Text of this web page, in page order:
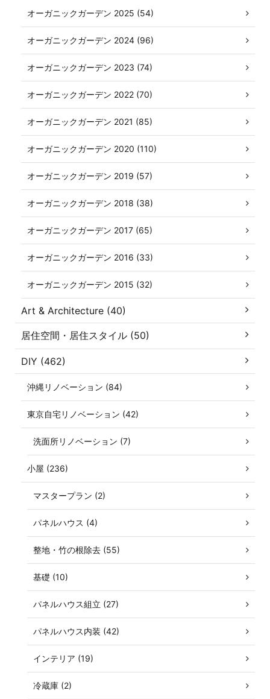
オーガニックガーデン 2025 (54)
オーガニックガーデン 2024 (96)
オーガニックガーデン 2023 (74)
オーガニックガーデン 2022 (70)
オーガニックガーデン 2021 (85)
オーガニックガーデン 2020 (110)
オーガニックガーデン 2019 (57)
オーガニックガーデン 2018 (38)
オーガニックガーデン 2017 (65)
オーガニックガーデン 2016 (33)
オーガニックガーデン 2015 (32)
Art & Architecture (40)
居住空間・居住スタイル (50)
DIY (462)
沖縄リノベーション (84)
東京自宅リノベーション (42)
洗面所リノベーション (7)
小屋 (236)
マスタープラン (2)
パネルハウス (4)
整地・竹の根除去 (55)
基礎 (10)
パネルハウス組立 (27)
パネルハウス内装 (42)
インテリア (19)
冷蔵庫 (2)